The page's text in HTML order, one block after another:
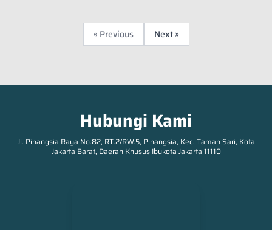
« Previous Next »
Hubungi Kami
Jl. Pinangsia Raya No.82, RT.2/RW.5, Pinangsia, Kec. Taman Sari, Kota
Jakarta Barat, Daerah Khusus Ibukota Jakarta 11110